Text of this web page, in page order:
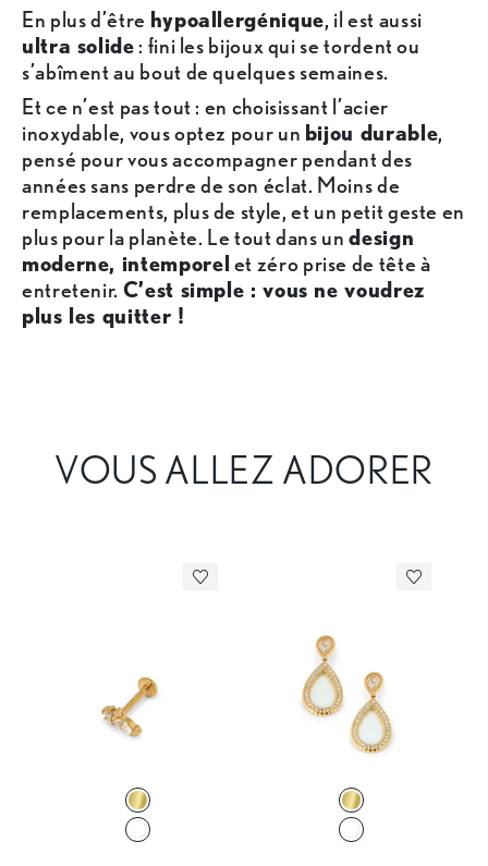
En plus d’être hypoallergénique, il est aussi
ultra solide : fini les bijoux qui se tordent ou
s’abîment au bout de quelques semaines.
Et ce n’est pas tout : en choisissant l’acier
inoxydable, vous optez pour un bijou durable,
pensé pour vous accompagner pendant des
années sans perdre de son éclat. Moins de
remplacements, plus de style, et un petit geste en
plus pour la planète. Le tout dans undesign
moderne, intemporelet zéro prise de tête à
entretenir. C’est simple : vous ne voudrez
plus les quitter !
VOUS ALLEZ ADORER